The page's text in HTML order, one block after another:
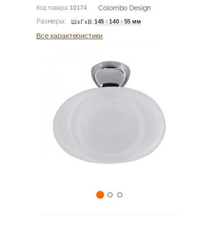
Код товара: 10174
Colombo Design
Размеры:
ШхГхВ:145х140х55 мм
Все характеристики